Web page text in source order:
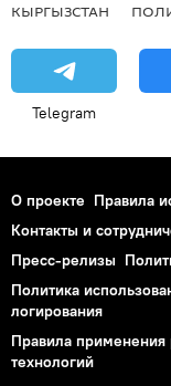
КЫРГЫЗСТАН
Telegram
О проекте Правила
Контакты и
Пресс-релизы
Политика
логирования
Правила
технологий